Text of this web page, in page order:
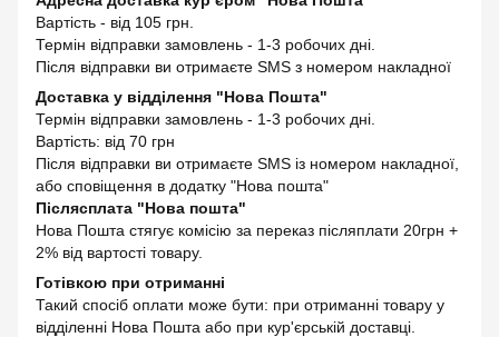
Вартість - від 105 грн.
Термін відправки замовлень - 1-3 робочих дні.
Після відправки ви отримаєте SMS з номером накладної
Доставка у відділення "Нова Пошта"
Термін відправки замовлень - 1-3 робочих дні.
Вартість: від 70 грн
Після відправки ви отримаєте SMS із номером накладної,
або сповіщення в додатку "Нова пошта"
Післясплата "Нова пошта"
Нова Пошта стягує комісію за переказ післяплати 20грн +
2% від вартості товару.
Готівкою при отриманні
Такий спосіб оплати може бути: при отриманні товару у
відділенні Нова Пошта або при кур'єрській доставці.